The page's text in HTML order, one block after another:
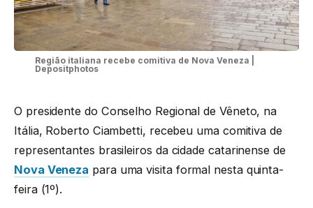
Região italiana recebe comitiva de Nova Veneza |
Depositphotos
O presidente do Conselho Regional de Vêneto, na
Itália, Roberto Ciambetti, recebeu uma comitiva de
representantes brasileiros da cidade catarinense de
Nova Veneza para uma visita formal nesta quinta-
feira (1º).